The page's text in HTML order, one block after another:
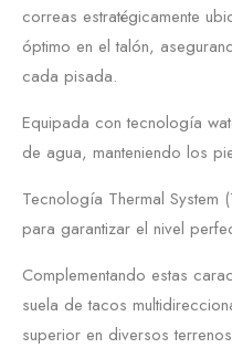
correas estratégicamente
óptimo en el talón,
cada pisada.
Equipada con tecnología
de agua, manteniendo los
Tecnología Thermal System
para garantizar el nivel
Complementando estas
suela de tacos
superior en diversos